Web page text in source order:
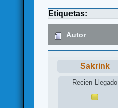
Etiquetas:
Autor
Sakrink
Recien Llegado